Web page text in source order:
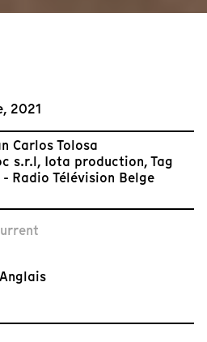
2021
Carlos Tolosa
s.r.l, Iota production, Tag
- Radio Télévision Belge